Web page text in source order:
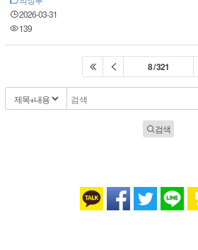
2026-03-31
139
8 / 321
검색